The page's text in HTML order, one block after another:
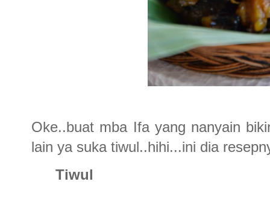
Oke..buat mba Ifa yang nanyain
lain ya suka tiwul..hihi...ini dia
Tiwul